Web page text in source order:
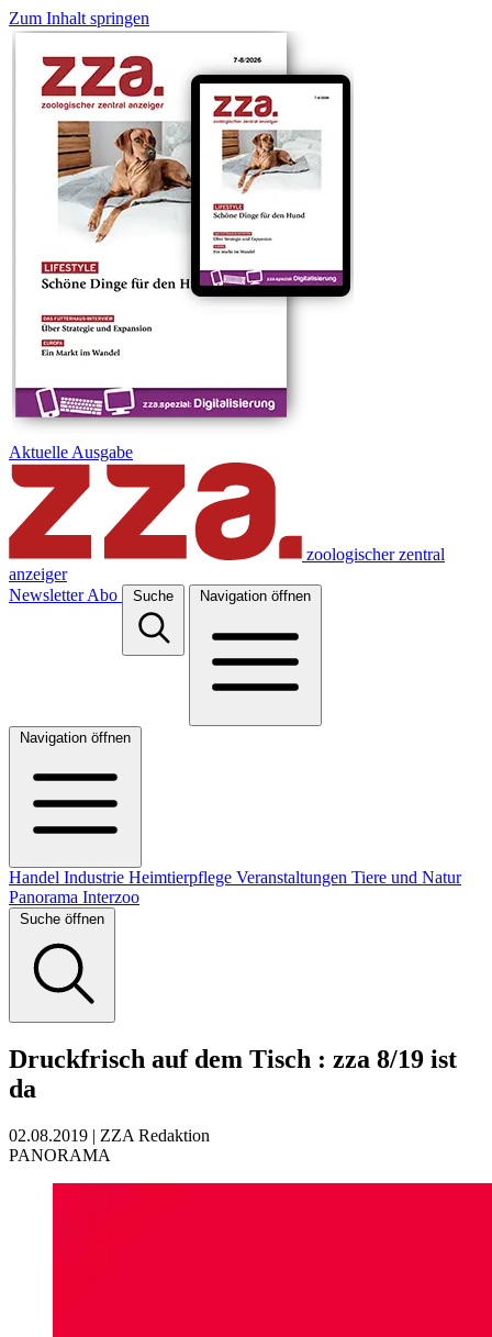
Zum Inhalt springen
Aktuelle Ausgabe
zoologischer zentral
anzeiger
Newsletter Abo Suche Navigation öffnen
Navigation öffnen
Handel Industrie Heimtierpflege Veranstaltungen Tiere und Natur
Panorama Interzoo
Suche öffnen
Druckfrisch auf dem Tisch : zza 8/19 ist
da
02.08.2019 | ZZA Redaktion
PANORAMA